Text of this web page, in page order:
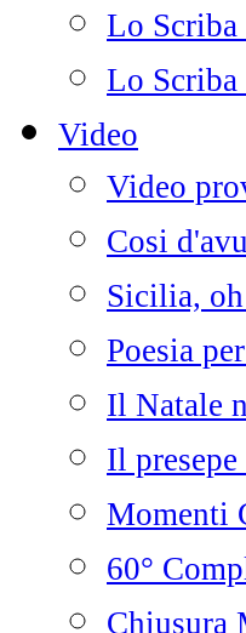
Lo Scriba
Lo Scriba
Video
Video
Cosi
Sicilia,
Poesia
Il Natale
Il
Momenti
60°
Chiusura